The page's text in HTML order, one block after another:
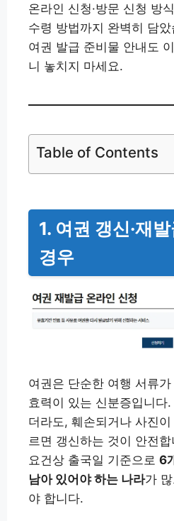
온라인 신청·방문 신청 방
수령 방법까지 완벽히 담
여권 발급 준비물 안내도
니 놓치지 마세요.
Table of Contents
1. 여권 갱신·재
경우
여권은 단순한 여행 서류
효력이 있는 신분증입니다
더라도, 훼손되거나 사진
르면 갱신하는 것이 안전
요건상 출국일 기준으로 6
남아 있어야 하는 나라가
야 합니다.